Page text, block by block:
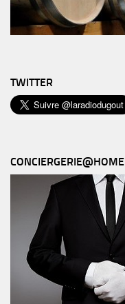
TWITTER
CONCIERGERIE@HOME